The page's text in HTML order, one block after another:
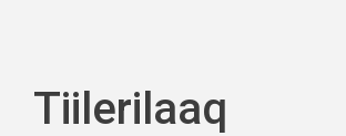
Tiilerilaaq